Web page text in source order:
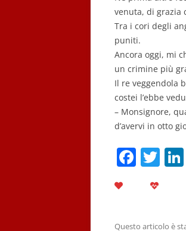
venuta, di grazia
Tra i cori degli
puniti.
Ancora oggi, mi
un crimine più
Il re veggendola
costei l’ebbe
– Monsignore,
d’avervi in otto
F T
Questo articolo è